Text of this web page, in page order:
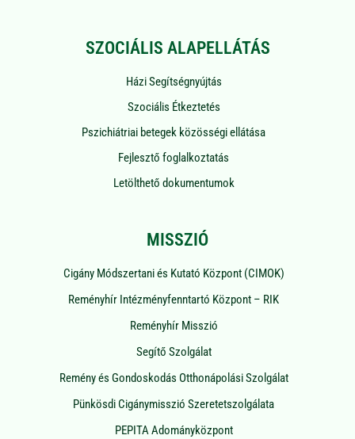
SZOCIÁLIS ALAPELLÁTÁS
Házi Segítségnyújtás
Szociális Étkeztetés
Pszichiátriai betegek közösségi ellátása
Fejlesztő foglalkoztatás
Letölthető dokumentumok
MISSZIÓ
Cigány Módszertani és Kutató Központ (CIMOK)
Reményhír Intézményfenntartó Központ – RIK
Reményhír Misszió
Segítő Szolgálat
Remény és Gondoskodás Otthonápolási Szolgálat
Pünkösdi Cigánymisszió Szeretetszolgálata
PEPITA Adományközpont